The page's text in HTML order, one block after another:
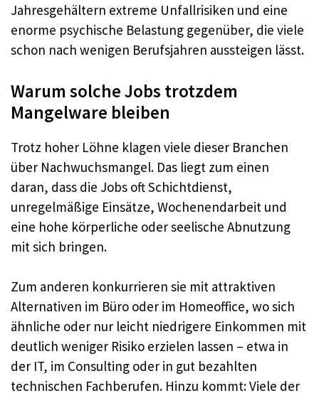
Jahresgehältern extreme Unfallrisiken und eine
enorme psychische Belastung gegenüber, die viele
schon nach wenigen Berufsjahren aussteigen lässt.​
Warum solche Jobs trotzdem
Mangelware bleiben
Trotz hoher Löhne klagen viele dieser Branchen
über Nachwuchsmangel. Das liegt zum einen
daran, dass die Jobs oft Schichtdienst,
unregelmäßige Einsätze, Wochenendarbeit und
eine hohe körperliche oder seelische Abnutzung
mit sich bringen.​
Zum anderen konkurrieren sie mit attraktiven
Alternativen im Büro oder im Homeoffice, wo sich
ähnliche oder nur leicht niedrigere Einkommen mit
deutlich weniger Risiko erzielen lassen – etwa in
der IT, im Consulting oder in gut bezahlten
technischen Fachberufen. Hinzu kommt: Viele der